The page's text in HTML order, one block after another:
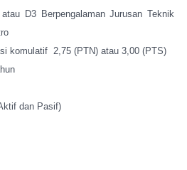
D3 Berpengalaman Jurusan Teknik
komulatif 2,75 (PTN) atau 3,00 (PTS)
dan Pasif)